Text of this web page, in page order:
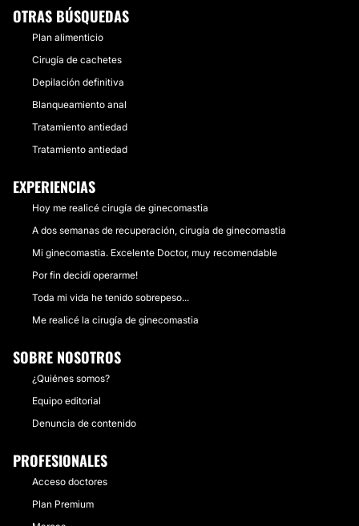
OTRAS BÚSQUEDAS
Plan alimenticio
Cirugía de cachetes
Depilación definitiva
Blanqueamiento anal
Tratamiento antiedad
Tratamiento antiedad
EXPERIENCIAS
Hoy me realicé cirugía de ginecomastia
A dos semanas de recuperación, cirugía de ginecomastia
Mi ginecomastia. Excelente Doctor, muy recomendable
Por fin decidí operarme!
Toda mi vida he tenido sobrepeso...
Me realicé la cirugía de ginecomastia
SOBRE NOSOTROS
¿Quiénes somos?
Equipo editorial
Denuncia de contenido
PROFESIONALES
Acceso doctores
Plan Premium